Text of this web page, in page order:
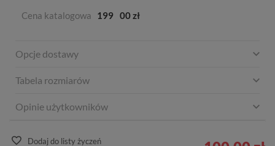
Cena katalogowa 199 00 zł
Opcje dostawy
Tabela rozmiarów
Opinie użytkowników
Dodaj do listy życzeń